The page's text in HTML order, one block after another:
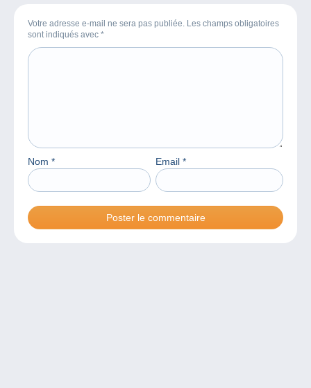
Votre adresse e-mail ne sera pas publiée. Les champs obligatoires
sont indiqués avec *
Nom * Email *